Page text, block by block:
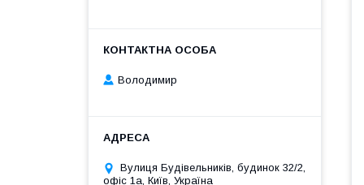
Володимир
Вулиця Будівельників, будинок 32/2,
офіс 1а, Київ, Україна